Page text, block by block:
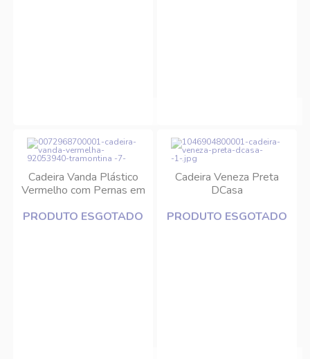
Cadeira Vanda Plástico
Vermelho com Pernas em
PRODUTO ESGOTADO
Cadeira Veneza Preta
DCasa
PRODUTO ESGOTADO